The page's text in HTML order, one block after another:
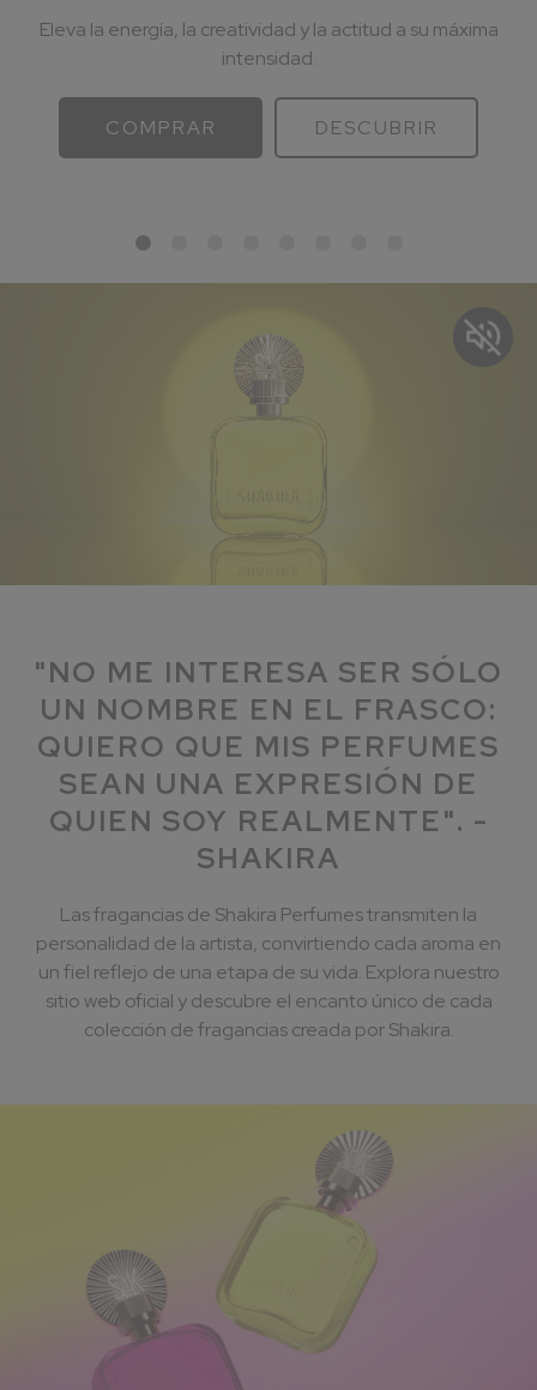
Eleva la energía, la creatividad y la actitud a su máxima
intensidad.
COMPRAR DESCUBRIR
"NO ME INTERESA SER SÓLO
UN NOMBRE EN EL FRASCO:
QUIERO QUE MIS PERFUMES
SEAN UNA EXPRESIÓN DE
QUIEN SOY REALMENTE". -
SHAKIRA
Las fragancias de Shakira Perfumes transmiten la
personalidad de la artista, convirtiendo cada aroma en
un fiel reflejo de una etapa de su vida. ​Explora nuestro
sitio web oficial y descubre el encanto único de cada
colección de fragancias creada por Shakira.